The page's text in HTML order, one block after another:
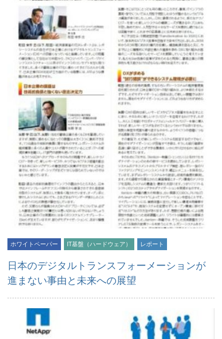
ホワイトペーパー IT基盤（ハードウェア） レポート
日本のデジタルトランスフォーメーションが
進まない事由と未来への展望